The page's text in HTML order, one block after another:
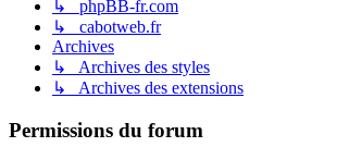
↳ phpBB-fr.com
↳ cabotweb.fr
Archives
↳ Archives des styles
↳ Archives des extensions
Permissions du forum